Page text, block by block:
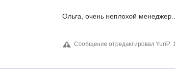
Ольга, очень неплохой
Сообщение отредактировал YuriP: